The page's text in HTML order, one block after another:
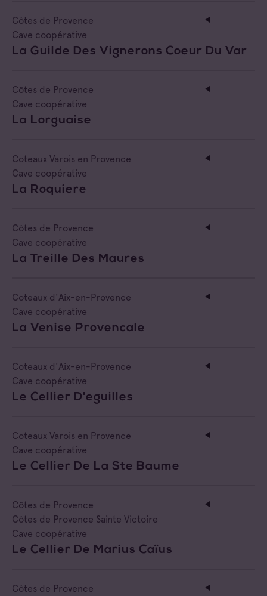
Côtes de Provence
Cave coopérative
La Guilde Des Vignerons Coeur Du Var
Côtes de Provence
Cave coopérative
La Lorguaise
Coteaux Varois en Provence
Cave coopérative
La Roquiere
Côtes de Provence
Cave coopérative
La Treille Des Maures
Coteaux d'Aix-en-Provence
Cave coopérative
La Venise Provencale
Coteaux d'Aix-en-Provence
Cave coopérative
Le Cellier D'eguilles
Coteaux Varois en Provence
Cave coopérative
Le Cellier De La Ste Baume
Côtes de Provence
Côtes de Provence Sainte Victoire
Cave coopérative
Le Cellier De Marius Caïus
Côtes de Provence